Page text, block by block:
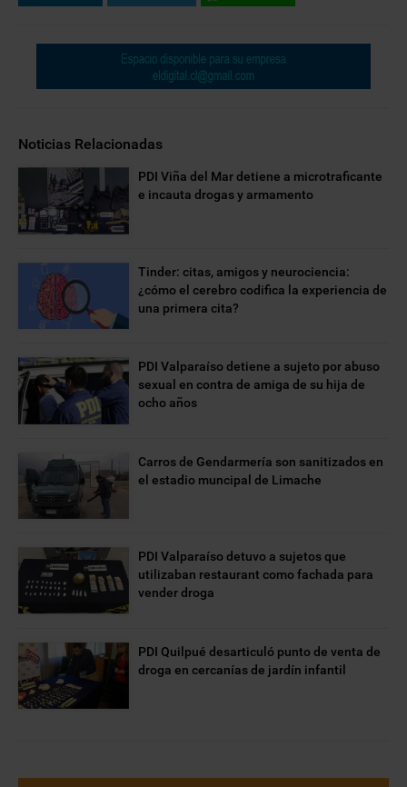
Noticias Relacionadas
PDI Viña del Mar detiene a microtraficante
e incauta drogas y armamento
Tinder: citas, amigos y neurociencia:
¿cómo el cerebro codifica la experiencia de
una primera cita?
PDI Valparaíso detiene a sujeto por abuso
sexual en contra de amiga de su hija de
ocho años
Carros de Gendarmería son sanitizados en
el estadio muncipal de Limache
PDI Valparaíso detuvo a sujetos que
utilizaban restaurant como fachada para
vender droga
PDI Quilpué desarticuló punto de venta de
droga en cercanías de jardín infantil